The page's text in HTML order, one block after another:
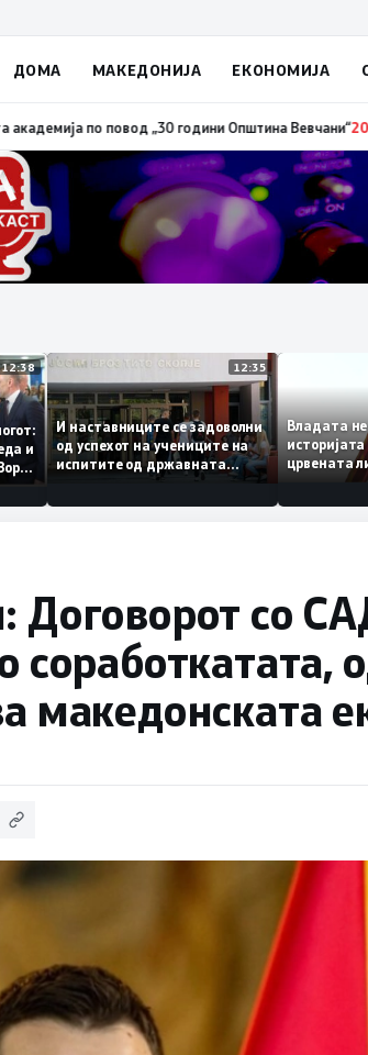
ДОМА МАКЕДОНИЈА ЕКОНОМИЈА
по повод „30 години Општина Вевчани“20:23
12:38
бледа и
од Зоран
12:35
И наставниците се задоволни
од успехот на учениците на
испитите од државната
се
Договорот со
соработкатата,
македонската